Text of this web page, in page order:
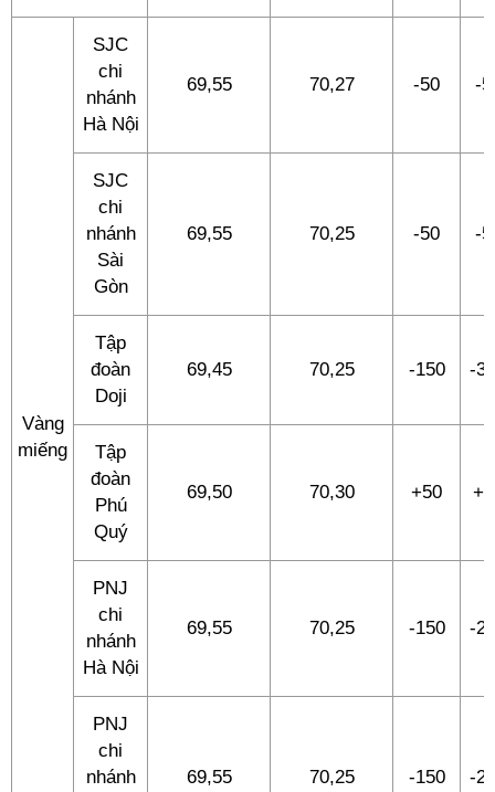
Vàng
miếng
SJC
chi
nhánh
Hà Nội
69,55 70,27 -50 -
SJC
chi
nhánh
Sài
Gòn
69,55 70,25 -50 -
Tập
đoàn
Doji
69,45 70,25 -150 -
Tập
đoàn
Phú
Quý
69,50 70,30 +50
PNJ
chi
nhánh
Hà Nội
69,55 70,25 -150 -
PNJ
chi
nhánh
69,55 70,25 -150 -